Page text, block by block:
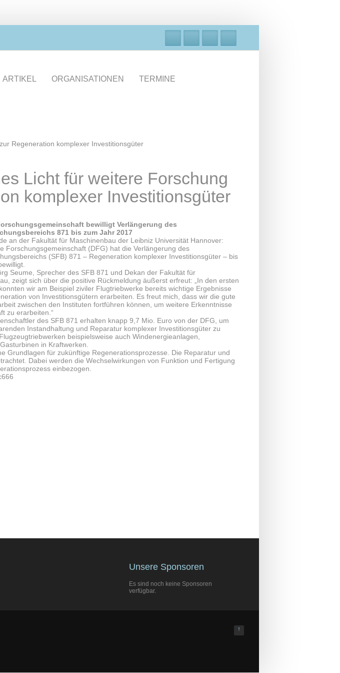
ARTIKEL ORGANISATIONEN TERMINE
Regeneration komplexer Investitionsgüter
Licht für weitere Forschung
komplexer Investitionsgüter
bewilligt Verlängerung des
871 bis zum Jahr 2017
an der Fakultät für Maschinenbau der Leibniz Universität Hannover:
Forschungsgemeinschaft (DFG) hat die Verlängerung des
(SFB) 871 – Regeneration komplexer Investitionsgüter – bis
Seume, Sprecher des SFB 871 und Dekan der Fakultät für
zeigt sich über die positive Rückmeldung äußerst erfreut: „In den ersten
wir am Beispiel ziviler Flugtriebwerke bereits wichtige Ergebnisse
von Investitionsgütern erarbeiten. Es freut mich, dass wir die gute
zwischen den Instituten fortführen können, um weitere Erkenntnisse
zu erarbeiten.“
des SFB 871 erhalten knapp 9,7 Mio. Euro von der DFG, um
Instandhaltung und Reparatur komplexer Investitionsgüter zu
beispielsweise auch Windenergieanlagen,
in Kraftwerken.
Grundlagen für zukünftige Regenerationsprozesse. Die Reparatur und
Dabei werden die Wechselwirkungen von Funktion und Fertigung
einbezogen.
Unsere Sponsoren
Es sind noch keine Sponsoren
verfügbar.
↑